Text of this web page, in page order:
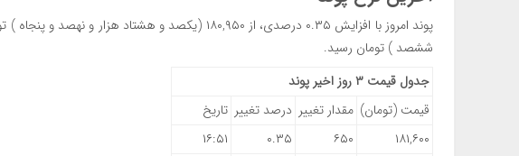
ششصد ) تومان رسید.
جدول قیمت ۳ روز اخیر پوند
قیمت (تومان) مقدار تغییر درصد تغییر تاریخ
۱۸۱,۶۰۰
۶۵۰ ۰.۳۵
۱۶:۵۱